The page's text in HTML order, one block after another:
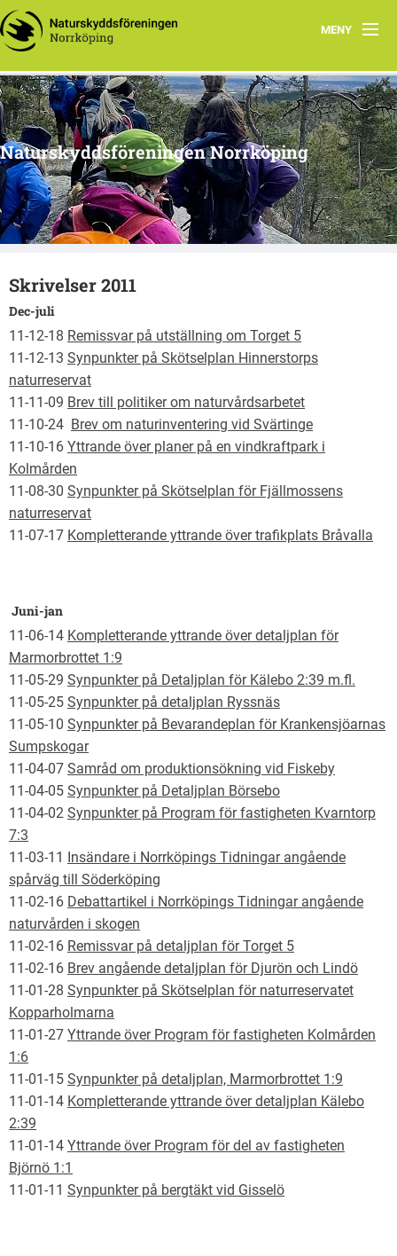
MENY
SNABB-INFO
Verksamhet
Arbetsgrupper
Skrivelser
Föreningsdokument
Naturskyddsföreningen Norrköping
Skrivelser 2011
Dec-juli
11-12-18 Remissvar på utställning om Torget 5
11-12-13 Synpunkter på Skötselplan Hinnerstorps
naturreservat
11-11-09 Brev till politiker om naturvårdsarbetet
11-10-24 Brev om naturinventering vid Svärtinge
11-10-16 Yttrande över planer på en vindkraftpark i
Kolmården
11-08-30 Synpunkter på Skötselplan för Fjällmossens
naturreservat
11-07-17 Kompletterande yttrande över trafikplats Bråvalla
Juni-jan
11-06-14 Kompletterande yttrande över detaljplan för
Marmorbrottet 1:9
11-05-29 Synpunkter på Detaljplan för Kälebo 2:39 m.fl.
11-05-25 Synpunkter på detaljplan Ryssnäs
11-05-10 Synpunkter på Bevarandeplan för Krankensjöarnas
Sumpskogar
11-04-07 Samråd om produktionsökning vid Fiskeby
11-04-05 Synpunkter på Detaljplan Börsebo
11-04-02 Synpunkter på Program för fastigheten Kvarntorp
7:3
11-03-11 Insändare i Norrköpings Tidningar angående
spårväg till Söderköping
11-02-16 Debattartikel i Norrköpings Tidningar angående
naturvården i skogen
11-02-16 Remissvar på detaljplan för Torget 5
11-02-16 Brev angående detaljplan för Djurön och Lindö
11-01-28 Synpunkter på Skötselplan för naturreservatet
Kopparholmarna
11-01-27 Yttrande över Program för fastigheten Kolmården
1:6
11-01-15 Synpunkter på detaljplan, Marmorbrottet 1:9
11-01-14 Kompletterande yttrande över detaljplan Kälebo
2:39
11-01-14 Yttrande över Program för del av fastigheten
Björnö 1:1
11-01-11 Synpunkter på bergtäkt vid Gisselö